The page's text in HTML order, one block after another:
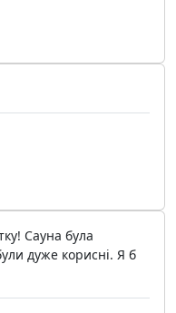
Сауна була
дуже корисні. Я б